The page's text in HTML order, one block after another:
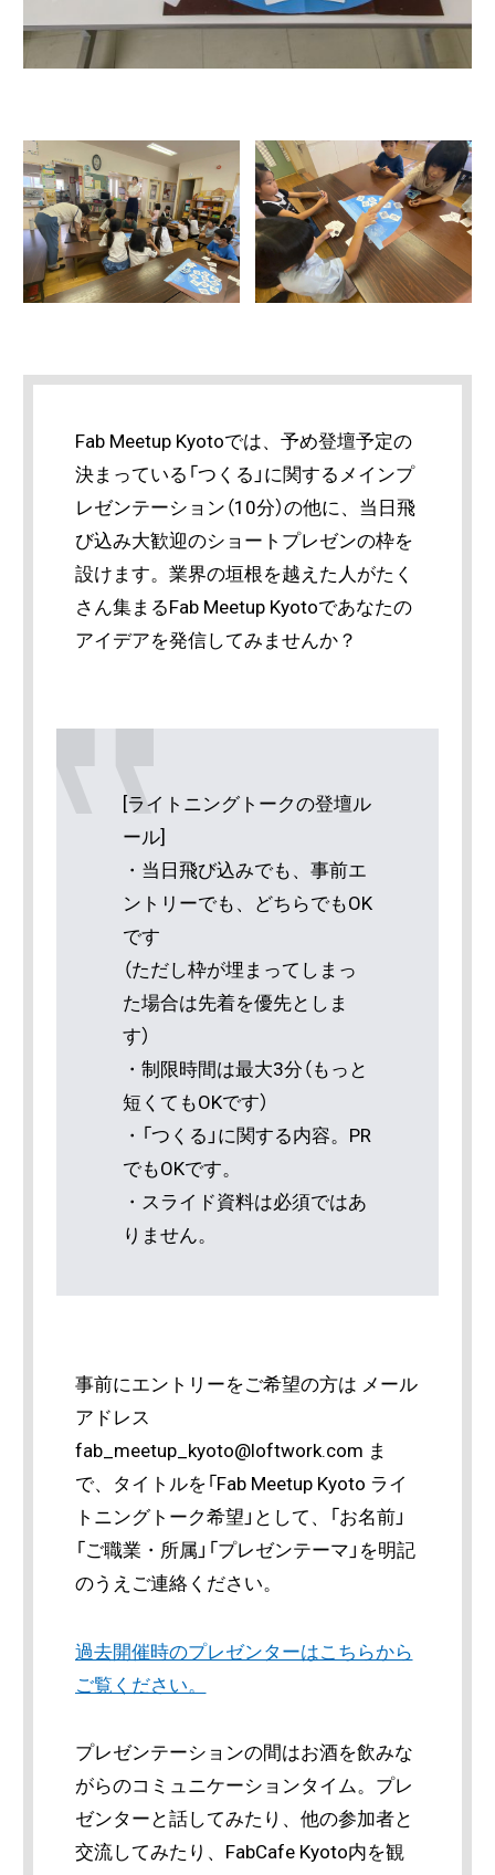
Fab Meetup Kyotoでは、予め登壇予定の
決まっている「つくる」に関するメインプ
レゼンテーション（10分）の他に、当日飛
び込み大歓迎のショートプレゼンの枠を
設けます。業界の垣根を越えた人がたく
さん集まるFab Meetup Kyotoであなたの
アイデアを発信してみませんか？
[ライトニングトークの登壇ル
ール]
・当日飛び込みでも、事前エ
ントリーでも、どちらでもOK
です
（ただし枠が埋まってしまっ
た場合は先着を優先としま
す）
・制限時間は最大3分（もっと
短くてもOKです）
・「つくる」に関する内容。PR
でもOKです。
・スライド資料は必須ではあ
りません。
事前にエントリーをご希望の方は メール
アドレス
fab_meetup_kyoto@loftwork.com ま
で、タイトルを「Fab Meetup Kyoto ライ
トニングトーク希望」として、「お名前」
「ご職業・所属」「プレゼンテーマ」を明記
のうえご連絡ください。
過去開催時のプレゼンターはこちらから
ご覧ください。
プレゼンテーションの間はお酒を飲みな
がらのコミュニケーションタイム。プレ
ゼンターと話してみたり、他の参加者と
交流してみたり、FabCafe Kyoto内を観